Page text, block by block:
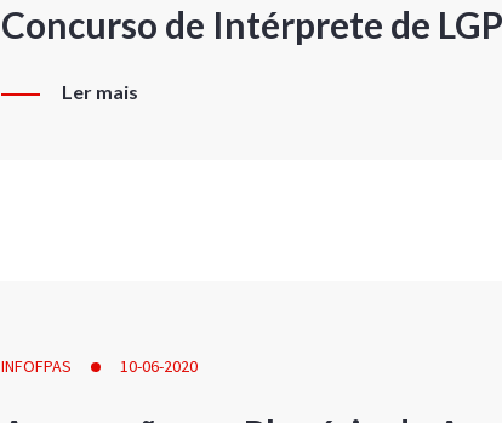
Concurso de Intérprete de
Ler mais
INFOFPAS 10-06-2020